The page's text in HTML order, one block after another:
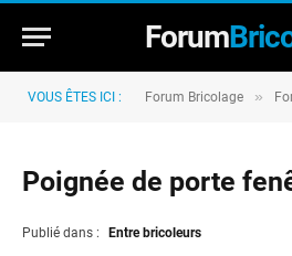
Forum
VOUS ÊTES ICI : Forum Bricolage »
Poignée de porte
Publié dans : Entre bricoleurs